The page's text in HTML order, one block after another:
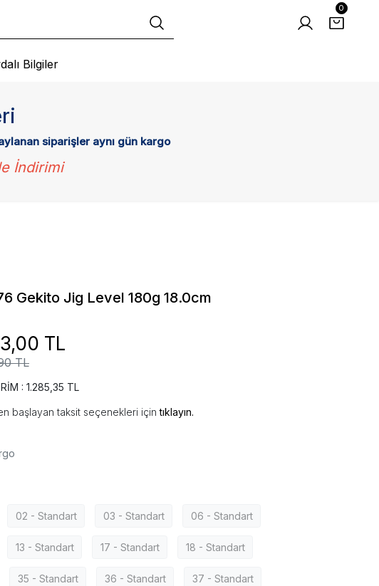
0
Bilgiler
siparişler aynı gün kargo
İndirimi
Gekito Jig Level 180g 18.0cm
TL
TL
: 1.285,35 TL
başlayan taksit seçenekleri içintıklayın.
02 - Standart 03 - Standart 06 - Standart
13 - Standart 17 - Standart 18 - Standart
35 - Standart 36 - Standart 37 - Standart